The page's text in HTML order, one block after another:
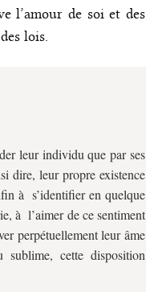
l’amour de soi et des
lois.
leur individu que par ses
dire, leur propre existence
à s’identifier en quelque
à l’aimer de ce sentiment
perpétuellement leur âme
cette disposition